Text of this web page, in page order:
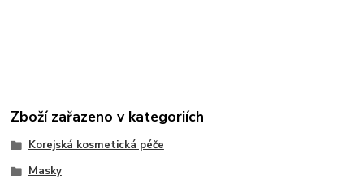
Zboží zařazeno v kategoriích
Korejská kosmetická péče
Masky